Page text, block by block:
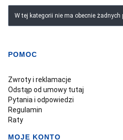
Lista produktów
W tej kategorii nie ma obecnie żadnych
Linki w stopce
POMOC
Zwroty i reklamacje
Odstąp od umowy tutaj
Pytania i odpowiedzi
Regulamin
Raty
MOJE KONTO